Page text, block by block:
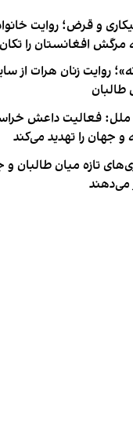
و قرض؛ روایت
مرگش افغانستان را
روایت زنان هرات از
ملل: فعالیت داعش
جهان را تهدید می‌کند
تازه میان طالبان و